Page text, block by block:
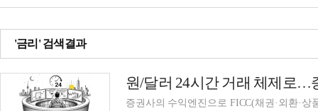
'금리' 검색결과
증권사의 수익엔진으로 FICC(채권·외환·상